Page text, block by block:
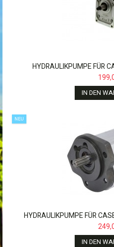
HYDRAULIKPUMPE FÜR
IN DEN
NEU
HYDRAULIKPUMPE FÜR
IN DEN